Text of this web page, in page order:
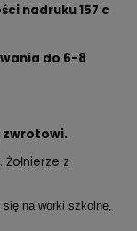
nadruku 157 c
do 6-8
zwrotowi.
z
na worki szkolne,